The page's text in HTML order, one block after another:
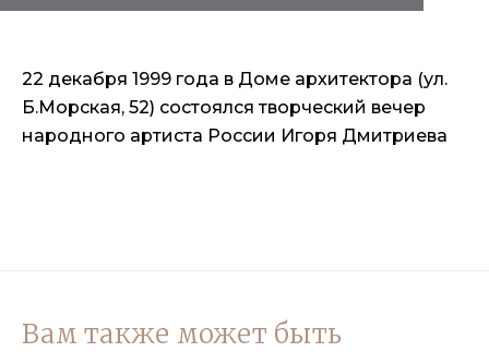
22 декабря 1999 года в Доме архитектора (ул.
Б.Морская, 52) состоялся творческий вечер
народного артиста России Игоря Дмитриева
Вам также может быть